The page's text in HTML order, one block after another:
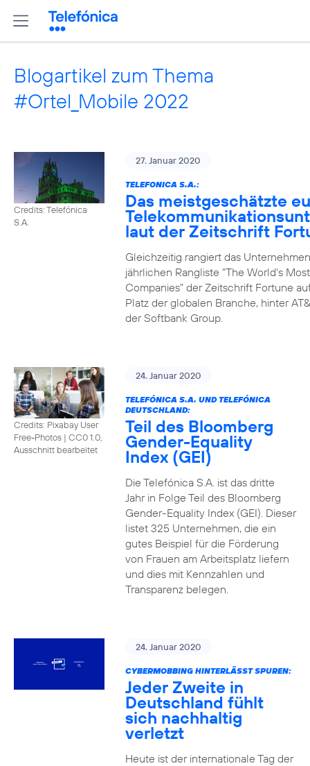
Blogartikel zum Thema
#Ortel_Mobile 2022
Credits: Telefónica
S.A.
27. Januar 2020
TELEFONICA S.A.:
Das meistgeschätzte
laut der Zeitschrift
Gleichzeitig rangiert das
jährlichen Rangliste "The World's
Companies" der Zeitschrift Fortune
Platz der globalen Branche, hinter
der Softbank Group.
Credits: Pixabay User
Free-Photos | CC0 1.0,
Ausschnitt bearbeitet
24. Januar 2020
TELEFÓNICA S.A. UND TELEFÓNICA
DEUTSCHLAND:
Teil des Bloomberg
Gender-Equality
Index (GEI)
Die Telefónica S.A. ist das dritte
Jahr in Folge Teil des Bloomberg
Gender-Equality Index (GEI). Dieser
listet 325 Unternehmen, die ein
gutes Beispiel für die Förderung
von Frauen am Arbeitsplatz liefern
und dies mit Kennzahlen und
Transparenz belegen.
24. Januar 2020
CYBERMOBBING HINTERLÄSST SPUREN:
Jeder Zweite in
Deutschland fühlt
sich nachhaltig
verletzt
Heute ist der internationale Tag der